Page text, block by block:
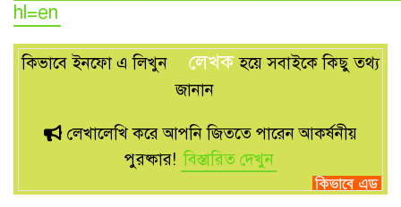
hl=en
কিভাবে ইনফো এ লিখুন লেখকহয়ে সবাইকে কিছু তথ্য
জানান
লেখালেখি করে আপনি জিততে পারেন আকর্ষনীয়
পুরষ্কার! বিস্তারিত দেখুন